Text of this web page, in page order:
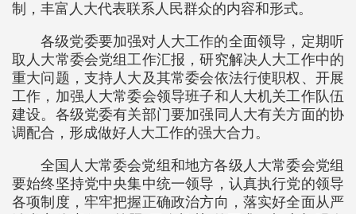
制，丰富人大代表联系人民群众的内容和形式。
各级党委要加强对人大工作的全面领导，定期听
取人大常委会党组工作汇报，研究解决人大工作中的
重大问题，支持人大及其常委会依法行使职权、开展
工作，加强人大常委会领导班子和人大机关工作队伍
建设。各级党委有关部门要加强同人大有关方面的协
调配合，形成做好人大工作的强大合力。
全国人大常委会党组和地方各级人大常委会党组
要始终坚持党中央集中统一领导，认真执行党的领导
各项制度，牢牢把握正确政治方向，落实好全面从严